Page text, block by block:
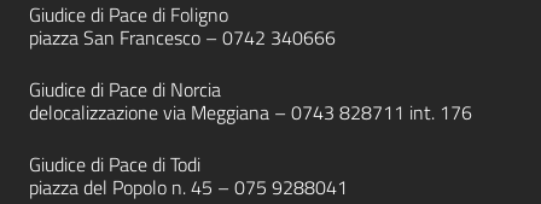
Giudice di Pace di Foligno
piazza San Francesco – 0742 340666
Giudice di Pace di Norcia
delocalizzazione via Meggiana – 0743 828711 int. 176
Giudice di Pace di Todi
piazza del Popolo n. 45 – 075 9288041